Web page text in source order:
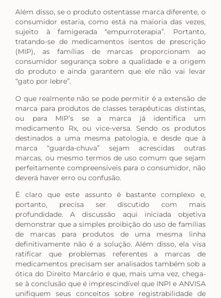
Além disso, se o produto ostentasse marca diferente, o
consumidor estaria, como está na maioria das vezes,
sujeito à famigerada “empurroterapia”. Portanto,
tratando-se de medicamentos isentos de prescrição
(MIP), as famílias de marcas proporcionam ao
consumidor segurança sobre a qualidade e a origem
do produto e ainda garantem que ele não vai levar
“gato por lebre”.
O que realmente não se pode permitir é a extensão de
marca para produtos de classes terapêuticas distintas,
ou para MIP’s se a marca já identifica um
medicamento Rx, ou vice-versa. Sendo os produtos
destinados a uma mesma patologia, e desde que à
marca “guarda-chuva” sejam acrescidas outras
marcas, ou mesmo termos de uso comum que sejam
perfeitamente compreensíveis para o consumidor, não
deverá haver erro ou confusão.
É claro que este assunto é bastante complexo e,
portanto, precisa ser discutido com mais
profundidade. A discussão aqui iniciada objetiva
demonstrar que a simples proibição do uso de famílias
de marcas para produtos de uma mesma linha
definitivamente não é a solução. Além disso, ela visa
ratificar que problemas referentes a marcas de
medicamentos precisam ser analisados também sob a
ótica do Direito Marcário e que, mais uma vez, chega-
se à conclusão que é imprescindível que INPI e ANVISA
unifiquem seus conceitos sobre registrabilidade de